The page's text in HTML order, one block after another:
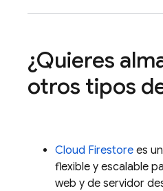
¿Quieres
otros tipos
Cloud Firestore es
flexible y escalable
web y de servidor